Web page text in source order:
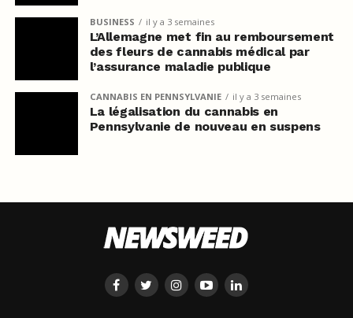
BUSINESS il y a 3 semaines
L’Allemagne met fin au remboursement
des fleurs de cannabis médical par
l’assurance maladie publique
CANNABIS EN PENNSYLVANIE il y a 3 semaines
La légalisation du cannabis en
Pennsylvanie de nouveau en suspens